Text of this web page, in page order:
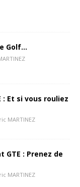
Golf…
: Et si vous rouliez
MARTINEZ
GTE : Prenez de
MARTINEZ